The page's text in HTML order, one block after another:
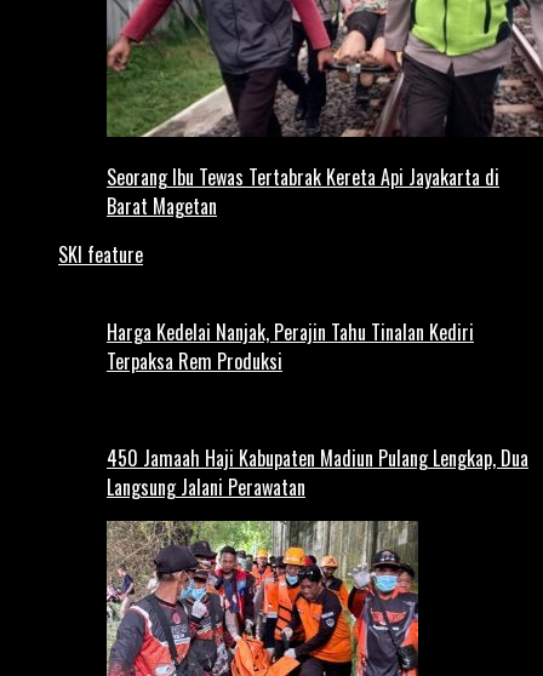
Seorang Ibu Tewas Tertabrak Kereta Api Jayakarta di
Barat Magetan
SKI feature
Harga Kedelai Nanjak, Perajin Tahu Tinalan Kediri
Terpaksa Rem Produksi
450 Jamaah Haji Kabupaten Madiun Pulang Lengkap, Dua
Langsung Jalani Perawatan